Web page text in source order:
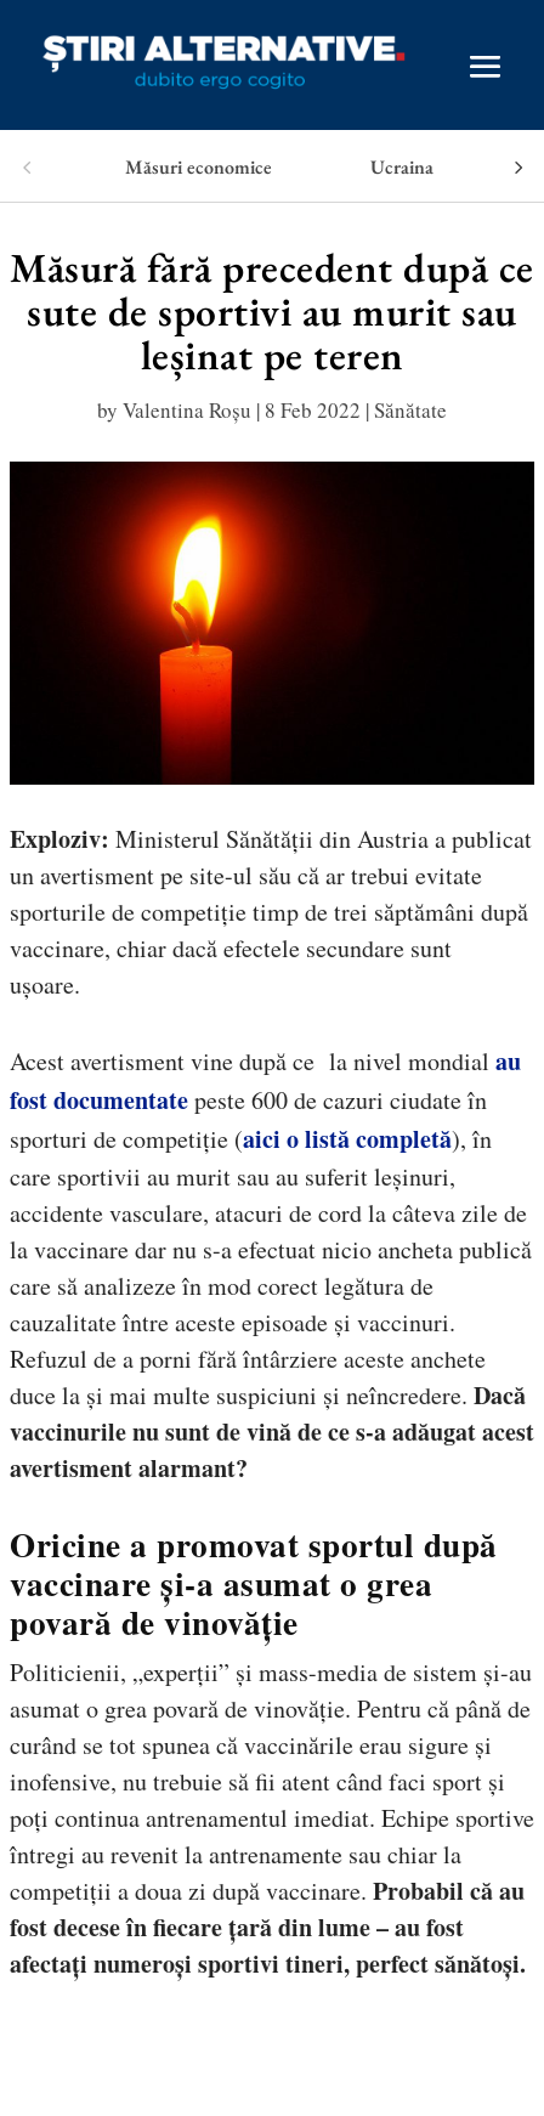
Măsuri economice Ucraina
Măsură fără precedent după ce
sute de sportivi au murit sau
leșinat pe teren
by Valentina Roșu | 8 Feb 2022 |Sănătate
Exploziv: Ministerul Sănătății din Austria a publicat
un avertisment pe site-ul său că ar trebui evitate
sporturile de competiție timp de trei săptămâni după
vaccinare, chiar dacă efectele secundare sunt
ușoare.
Acest avertisment vine după ce la nivel mondial au
fost documentatepeste 600 de cazuri ciudate în
sporturi de competiție (aici o listă completă), în
care sportivii au murit sau au suferit leșinuri,
accidente vasculare, atacuri de cord la câteva zile de
la vaccinare dar nu s-a efectuat nicio ancheta publică
care să analizeze în mod corect legătura de
cauzalitate între aceste episoade și vaccinuri.
Refuzul de a porni fără întârziere aceste anchete
duce la și mai multe suspiciuni și neîncredere. Dacă
vaccinurile nu sunt de vină de ce s-a adăugat acest
avertisment alarmant?
Oricine a promovat sportul după
vaccinare și-a asumat o grea
povară de vinovăție
Politicienii, „experții” și mass-media de sistem și-au
asumat o grea povară de vinovăție. Pentru că până de
curând se tot spunea că vaccinările erau sigure și
inofensive, nu trebuie să fii atent când faci sport și
poți continua antrenamentul imediat. Echipe sportive
întregi au revenit la antrenamente sau chiar la
competiții a doua zi după vaccinare. Probabil că au
fost decese în fiecare țară din lume – au fost
afectați numeroși sportivi tineri, perfect sănătoși.